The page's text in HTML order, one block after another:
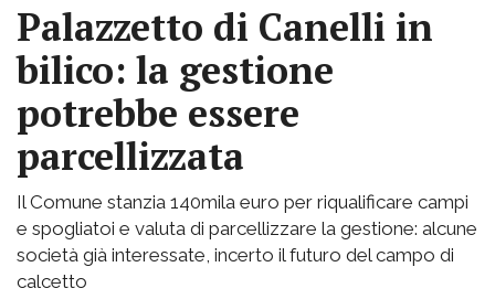
Palazzetto di Canelli in
bilico: la gestione
potrebbe essere
parcellizzata
Il Comune stanzia 140mila euro per riqualificare campi
e spogliatoi e valuta di parcellizzare la gestione: alcune
società già interessate, incerto il futuro del campo di
calcetto